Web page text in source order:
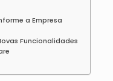
a Empresa
Funcionalidades